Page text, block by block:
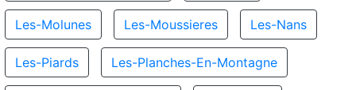
Les-Molunes Les-Moussieres Les-Nans
Les-Piards Les-Planches-En-Montagne